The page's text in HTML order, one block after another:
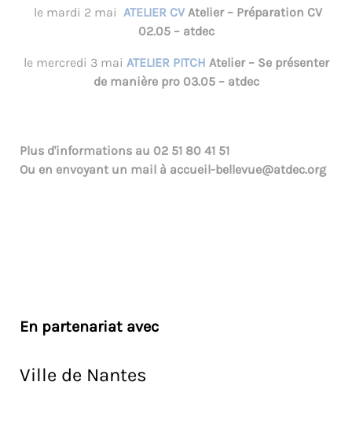
le mardi 2 mai ATELIER CV Atelier – Préparation CV
02.05 – atdec
le mercredi 3 mai ATELIER PITCH Atelier – Se présenter
de manière pro 03.05 – atdec
Plus d'informations au 02 51 80 41 51
Ou en envoyant un mail à accueil-bellevue@atdec.org
En partenariat avec
Ville de Nantes